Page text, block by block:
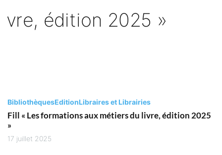
BibliothèquesEditionLibraires et Librairies
Fill « Les formations aux métiers du livre, édition 2025
»
17 juillet 2025